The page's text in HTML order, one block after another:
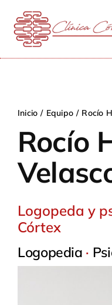
contenido
Inicio Equipo Rocío
Rocío
Logopeda y
Córtex
Logopedia ·